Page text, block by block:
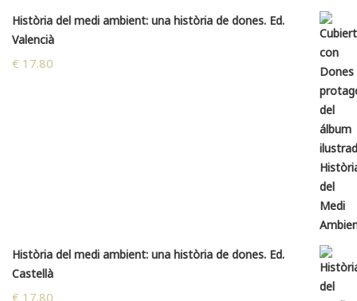
Història del medi ambient: una història de dones. Ed.
Valencià
€ 17.80
Història del medi ambient: una història de dones. Ed.
Castellà
€ 17.80